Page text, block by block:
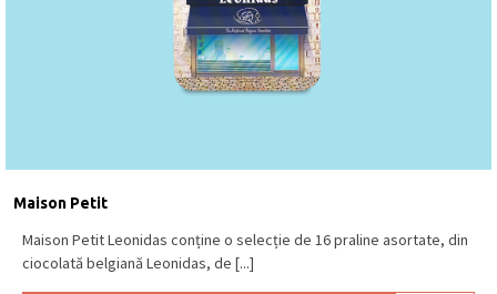
Maison Petit
Maison Petit Leonidas conține o selecție de 16 praline asortate, din
ciocolată belgiană Leonidas, de [...]